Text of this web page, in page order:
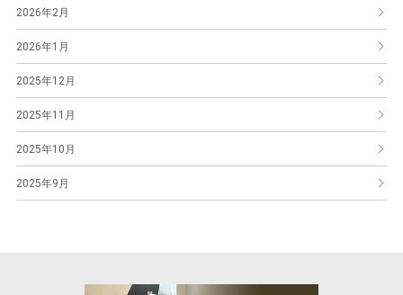
2026年2月
2026年1月
2025年12月
2025年11月
2025年10月
2025年9月